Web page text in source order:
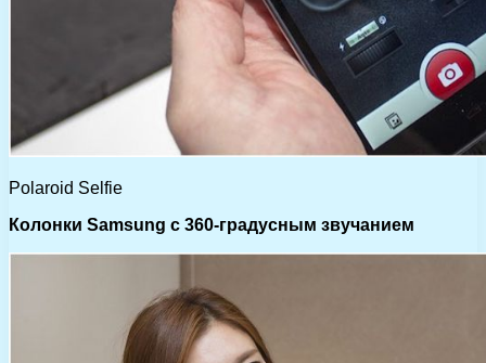
Polaroid Selfie
Колонки Samsung с 360-градусным звучанием